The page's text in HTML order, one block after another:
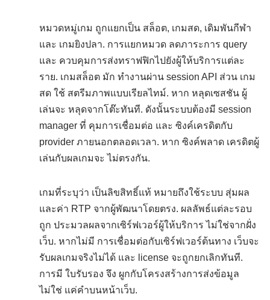
หมวดหมู่เกม ถูกแยกเป็น สล็อต, เกมสด, เดิมพันกีฬา
และ เกมยิงปลา. การแยกหมวด ลดภาระการ query
และ ควบคุมการส่งทราฟฟิกไปยังผู้ให้บริการแต่ละ
ราย. เกมสล็อต มัก ทำงานผ่าน session API ส่วน เกม
สด ใช้ สตรีมภาพแบบเรียลไทม์. หาก หลุดเซสชัน ผู้
เล่นจะ หลุดจากโต๊ะทันที. ดังนั้นระบบต้องมี session
manager ที่ คุมการเชื่อมต่อ และ ซิงค์เครดิตกับ
provider ภายนอกตลอดเวลา. หาก ซิงค์พลาด เครดิตผู้
เล่นกับผลเกมจะ ไม่ตรงกัน.
เกมที่ระบุว่า เป็นลิขสิทธิ์แท้ หมายถึงใช้ระบบ สุ่มผล
และค่า RTP จากผู้พัฒนาโดยตรง. ผลลัพธ์แต่ละรอบ
ถูก ประมวลผลจากเซิร์ฟเวอร์ผู้ให้บริการ ไม่ใช่จากฝั่ง
เว็บ. หากไม่มี การเชื่อมต่อกับเซิร์ฟเวอร์ต้นทาง เว็บจะ
รับผลเกมจริงไม่ได้ และ license จะถูกยกเลิกทันที.
การมี ใบรับรอง จึง ผูกกับโครงสร้างการส่งข้อมูล
ไม่ใช่ แค่คำบนหน้าเว็บ.